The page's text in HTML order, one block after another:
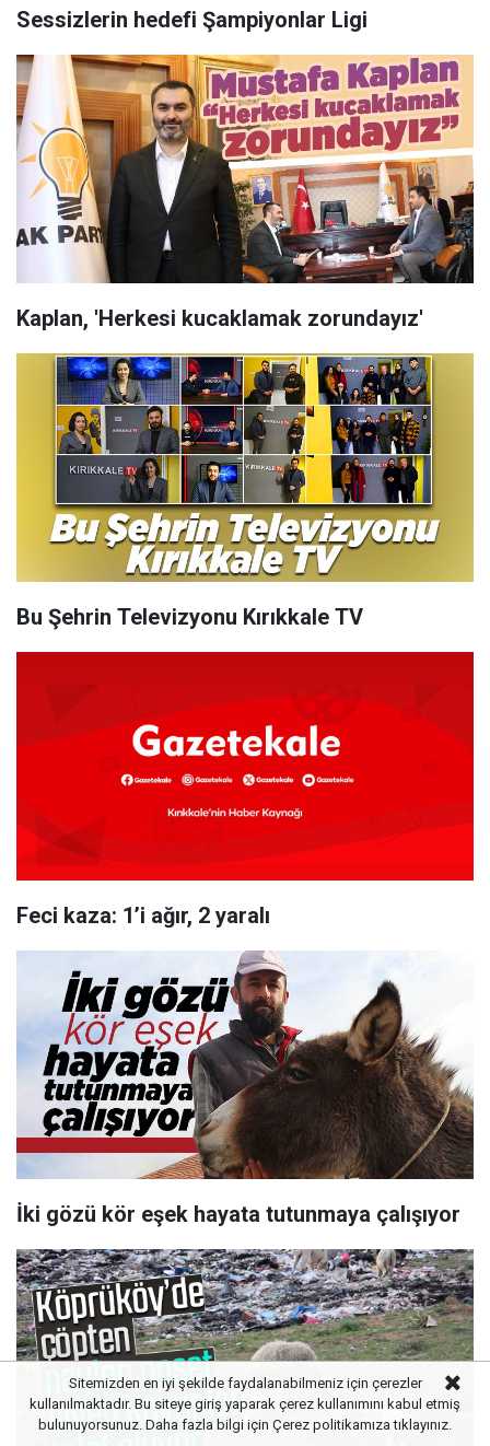
Sessizlerin hedefi Şampiyonlar Ligi
Kaplan, 'Herkesi kucaklamak zorundayız'
Bu Şehrin Televizyonu Kırıkkale TV
Feci kaza: 1’i ağır, 2 yaralı
İki gözü kör eşek hayata tutunmaya çalışıyor
Sitemizden en iyi şekilde faydalanabilmeniz için çerezler
kullanılmaktadır. Bu siteye giriş yaparak çerez kullanımını kabul etmiş
bulunuyorsunuz. Daha fazla bilgi için Çerez politikamızatıklayınız.